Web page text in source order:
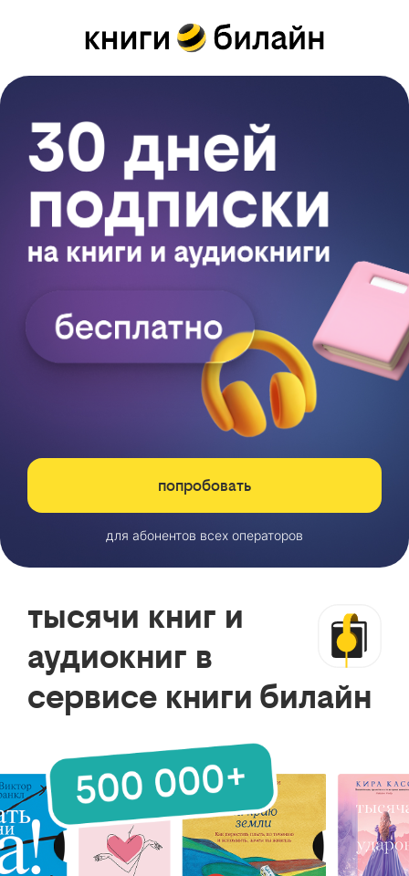
попробовать
для абонентов всех операторов
тысячи книг и
аудиокниг в
сервисе книги билайн